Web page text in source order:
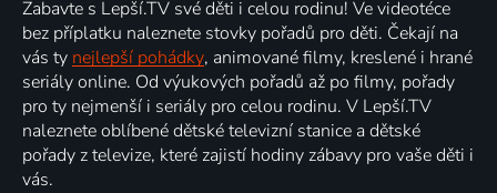
Zabavte s Lepší.TV své děti i celou rodinu! Ve videotéce
bez příplatku naleznete stovky pořadů pro děti. Čekají na
vás ty nejlepší pohádky, animované filmy, kreslené i hrané
seriály online. Od výukových pořadů až po filmy, pořady
pro ty nejmenší i seriály pro celou rodinu. V Lepší.TV
naleznete oblíbené dětské televizní stanice a dětské
pořady z televize, které zajistí hodiny zábavy pro vaše děti i
vás.